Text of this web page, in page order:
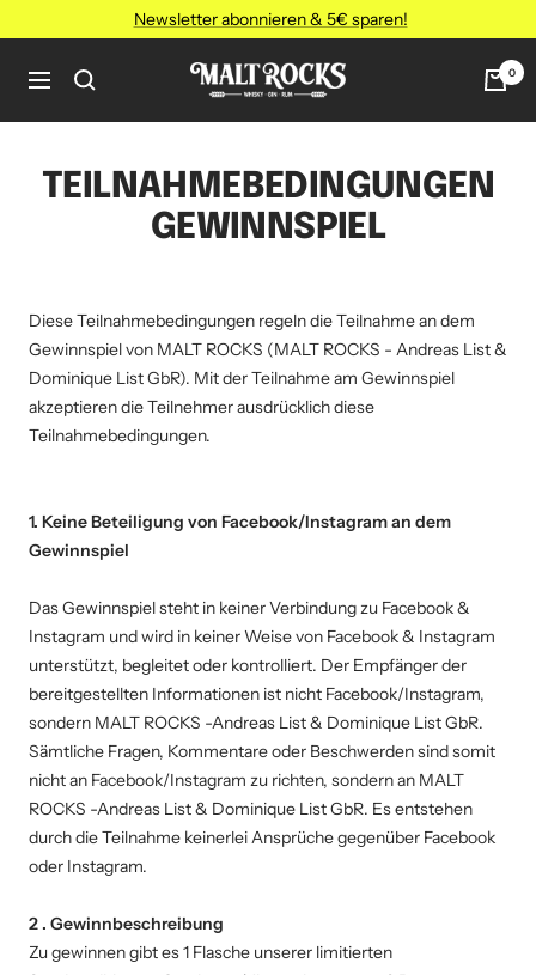
zum
Inhalt
Newsletter abonnieren & 5€ sparen!
Navigation
MALT
ROCKS
0
TEILNAHMEBEDINGUNGEN
GEWINNSPIEL
Diese Teilnahmebedingungen regeln die Teilnahme an dem
Gewinnspiel von MALT ROCKS (MALT ROCKS - Andreas List &
Dominique List GbR). Mit der Teilnahme am Gewinnspiel
akzeptieren die Teilnehmer ausdrücklich diese
Teilnahmebedingungen.
1. Keine Beteiligung von Facebook/Instagram an dem
Gewinnspiel
Das Gewinnspiel steht in keiner Verbindung zu Facebook &
Instagram und wird in keiner Weise von Facebook & Instagram
unterstützt, begleitet oder kontrolliert. Der Empfänger der
bereitgestellten Informationen ist nicht Facebook/Instagram,
sondern MALT ROCKS -Andreas List & Dominique List GbR.
Sämtliche Fragen, Kommentare oder Beschwerden sind somit
nicht an Facebook/Instagram zu richten, sondern an MALT
ROCKS -Andreas List & Dominique List GbR. Es entstehen
durch die Teilnahme keinerlei Ansprüche gegenüber Facebook
oder Instagram.
2 . Gewinnbeschreibung
Zu gewinnen gibt es 1 Flasche unserer limitierten